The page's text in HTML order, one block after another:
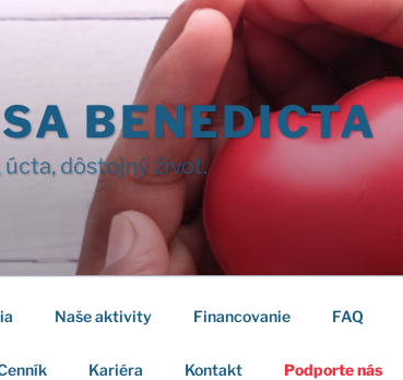
BENEDICTA
dôstojný život.
Naše aktivity Financovanie FAQ
Kariéra Kontakt Podporte nás